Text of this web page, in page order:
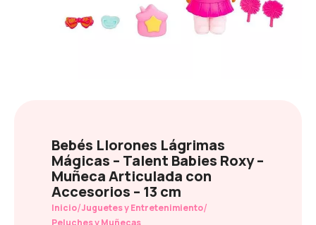
Bebés Llorones Lágrimas
Mágicas – Talent Babies Roxy –
Muñeca Articulada con
Accesorios – 13 cm
Inicio/Juguetes y Entretenimiento/
Peluches y Muñecas